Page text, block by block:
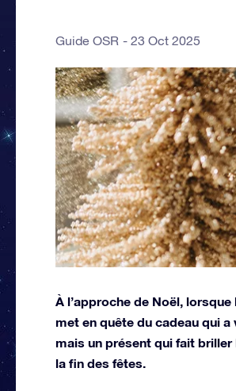
Guide OSR 23 Oct 2025
À l’approche de Noël,
met en quête du cadeau qui
mais un présent qui fait
la fin des fêtes.